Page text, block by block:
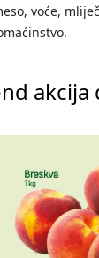
voće,
akcija